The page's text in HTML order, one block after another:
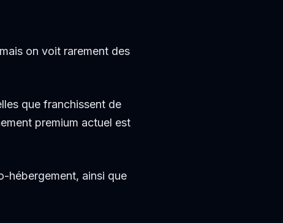
on voit rarement des
que franchissent de
premium actuel est
hébergement, ainsi que